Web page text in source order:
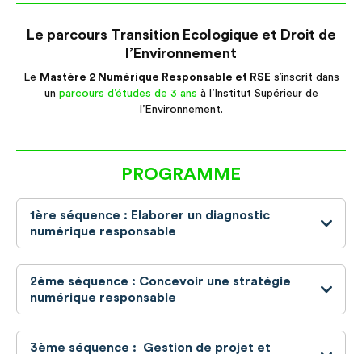
Le parcours Transition Ecologique et Droit de
l’Environnement
Le Mastère 2 Numérique Responsable et RSE s’inscrit dans
un parcours d’études de 3 ans à l’Institut Supérieur de
l’Environnement.
PROGRAMME
1ère séquence : Elaborer un diagnostic
numérique responsable
2ème séquence : Concevoir une stratégie
numérique responsable
3ème séquence : Gestion de projet et